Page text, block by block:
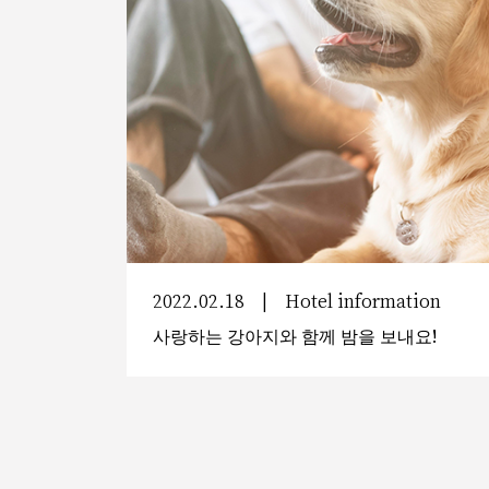
2022.02.18
Hotel information
사랑하는 강아지와 함께 밤을 보내요!